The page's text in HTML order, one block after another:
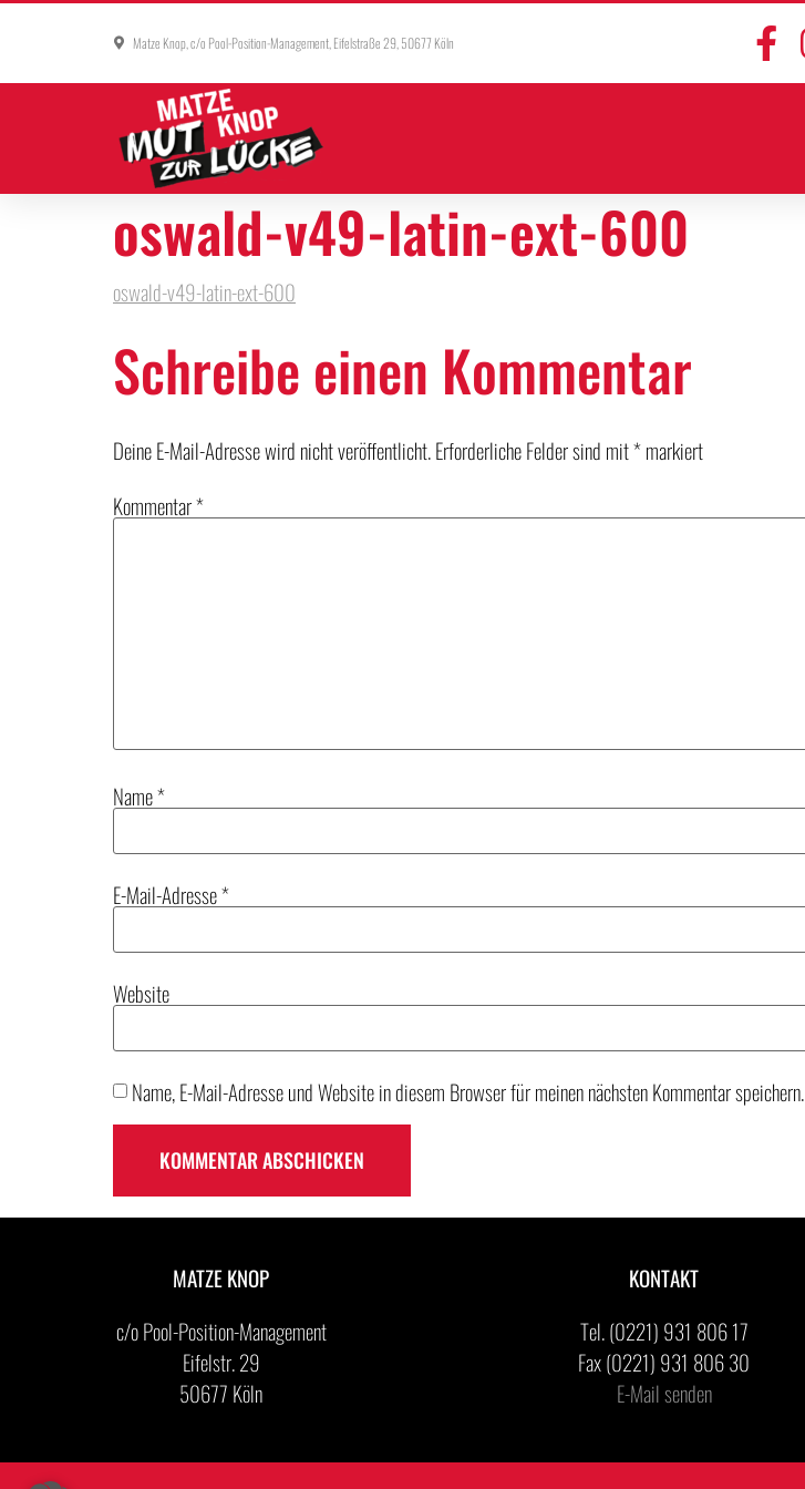
Matze Knop, c/o Pool-Position-Management, Eifelstraße 29, 50677 Köln
oswald-v49-latin-ext-600
oswald-v49-latin-ext-600
Schreibe einen Kommentar
Deine E-Mail-Adresse wird nicht veröffentlicht.Erforderliche Felder sind mit*markiert
Kommentar*
Name*
E-Mail-Adresse*
Website
Name, E-Mail-Adresse und Website in diesem Browser für meinen nächsten Kommentar speichern.
MATZE KNOP
c/o Pool-Position-Management
Eifelstr. 29
50677 Köln
KONTAKT
Tel. (0221) 931 806 17
Fax (0221) 931 806 30
E-Mail senden